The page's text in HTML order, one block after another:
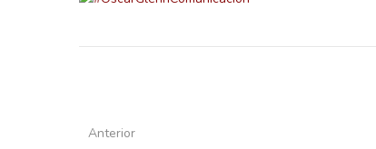
Anterior